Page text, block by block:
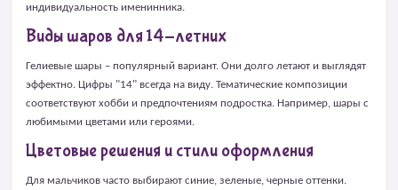
индивидуальность именинника.
Виды шаров для 14-летних
Гелиевые шары – популярный вариант. Они долго летают и выглядят
эффектно. Цифры "14" всегда на виду. Тематические композиции
соответствуют хобби и предпочтениям подростка. Например, шары с
любимыми цветами или героями.
Цветовые решения и стили оформления
Для мальчиков часто выбирают синие, зеленые, черные оттенки.